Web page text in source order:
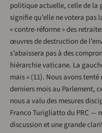
politique actuelle, celle de la
signifie qu’elle ne votera pas
« contre-réforme » des
œuvres de destruction de
s’abaissera pas à des
hiérarchie vaticane. La
mais » (11). Nous avons
derniers mois au Parlement,
nous a valu des mesures
Franco Turigliatto du PRC —
discussion et une grande